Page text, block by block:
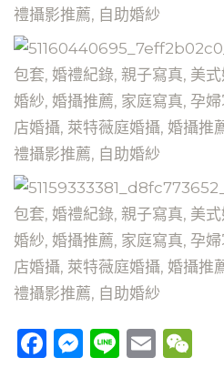
Facebook
Messenger
LineEmail